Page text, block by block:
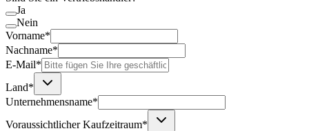
Ja
Nein
Vorname*
Nachname*
E-Mail*
Land*
Unternehmensname*
Voraussichtlicher Kaufzeitraum*